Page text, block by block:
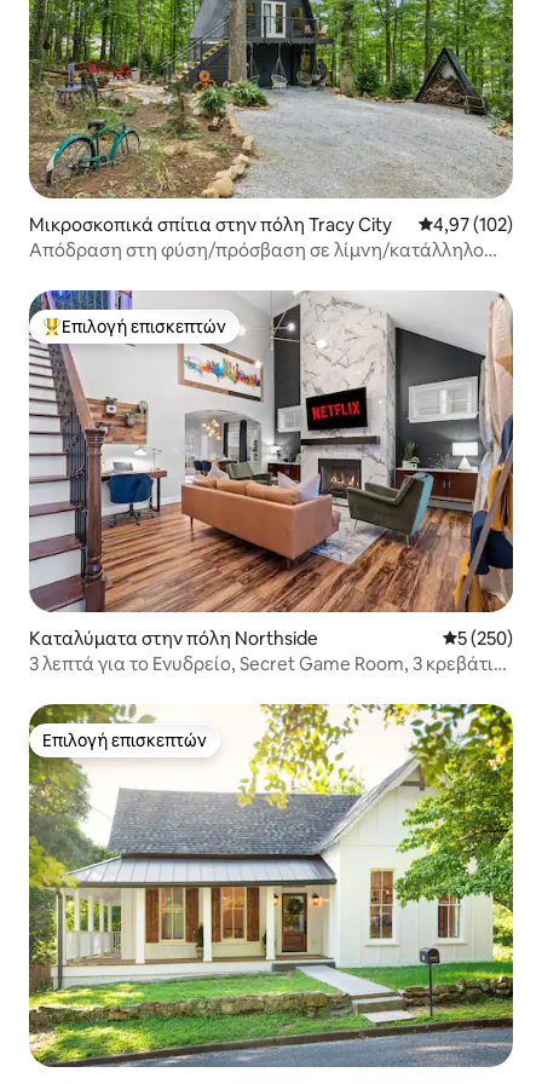
Μικροσκοπικά σπίτια στην πόλη Tracy City Μέση
4,97 (102)
Απόδραση στη φύση/πρόσβαση σε λίμνη/κατάλληλο
Κορυφαία επιλογή επισκεπτών
Επιλογή επισκεπτών
Καταλύματα στην πόλη Northside Μέση
5 (250)
3 λεπτά για το Ενυδρείο, Secret Game Room, 3 κρεβάτια
Επιλογή επισκεπτών
Επιλογή επισκεπτών